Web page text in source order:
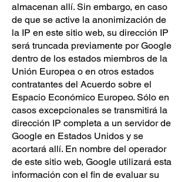
almacenan allí. Sin embargo, en caso
de que se active la anonimización de
la IP en este sitio web, su dirección IP
será truncada previamente por Google
dentro de los estados miembros de la
Unión Europea o en otros estados
contratantes del Acuerdo sobre el
Espacio Económico Europeo. Sólo en
casos excepcionales se transmitirá la
dirección IP completa a un servidor de
Google en Estados Unidos y se
acortará allí. En nombre del operador
de este sitio web, Google utilizará esta
información con el fin de evaluar su